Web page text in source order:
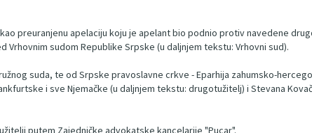
preuranjenu apelaciju koju je apelant bio podnio protiv navedene
sudom Republike Srpske (u daljnjem tekstu: Vrhovni sud).
suda, te od Srpske pravoslavne crkve - Eparhija zahumsko-
i sve Njemačke (u daljnjem tekstu: drugotužitelj) i Stevana
putem Zajedničke advokatske kancelarije "Pucar".